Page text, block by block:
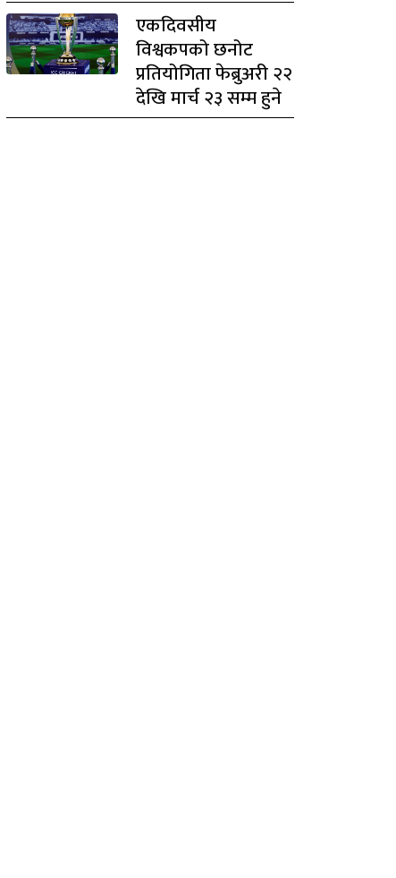
एकदिवसीय
विश्वकपको छनोट
प्रतियोगिता फेब्रुअरी २२
देखि मार्च २३ सम्म हुने